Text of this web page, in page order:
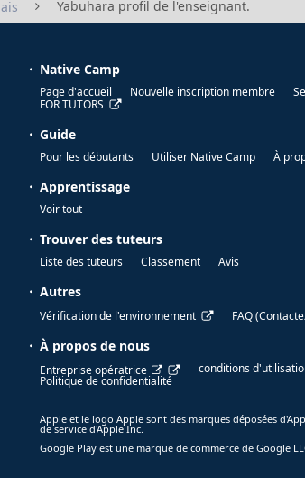
Yabuhara profil de l'enseignant.
Native Camp
Page d'accueil Nouvelle inscription membre
FOR TUTORS
Guide
Pour les débutants Utiliser Native Camp À
Apprentissage
Voir tout
Trouver des tuteurs
Liste des tuteurs Classement Avis
Autres
Vérification de l'environnement FAQ
À propos de nous
Entreprise opératrice conditions
Politique de confidentialité
Apple et le logo Apple sont des marques déposées
de service d'Apple Inc.
Google Play est une marque de commerce de Google